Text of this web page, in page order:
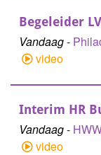
Begeleider
Vandaag-
video
Interim HR
Vandaag-
video